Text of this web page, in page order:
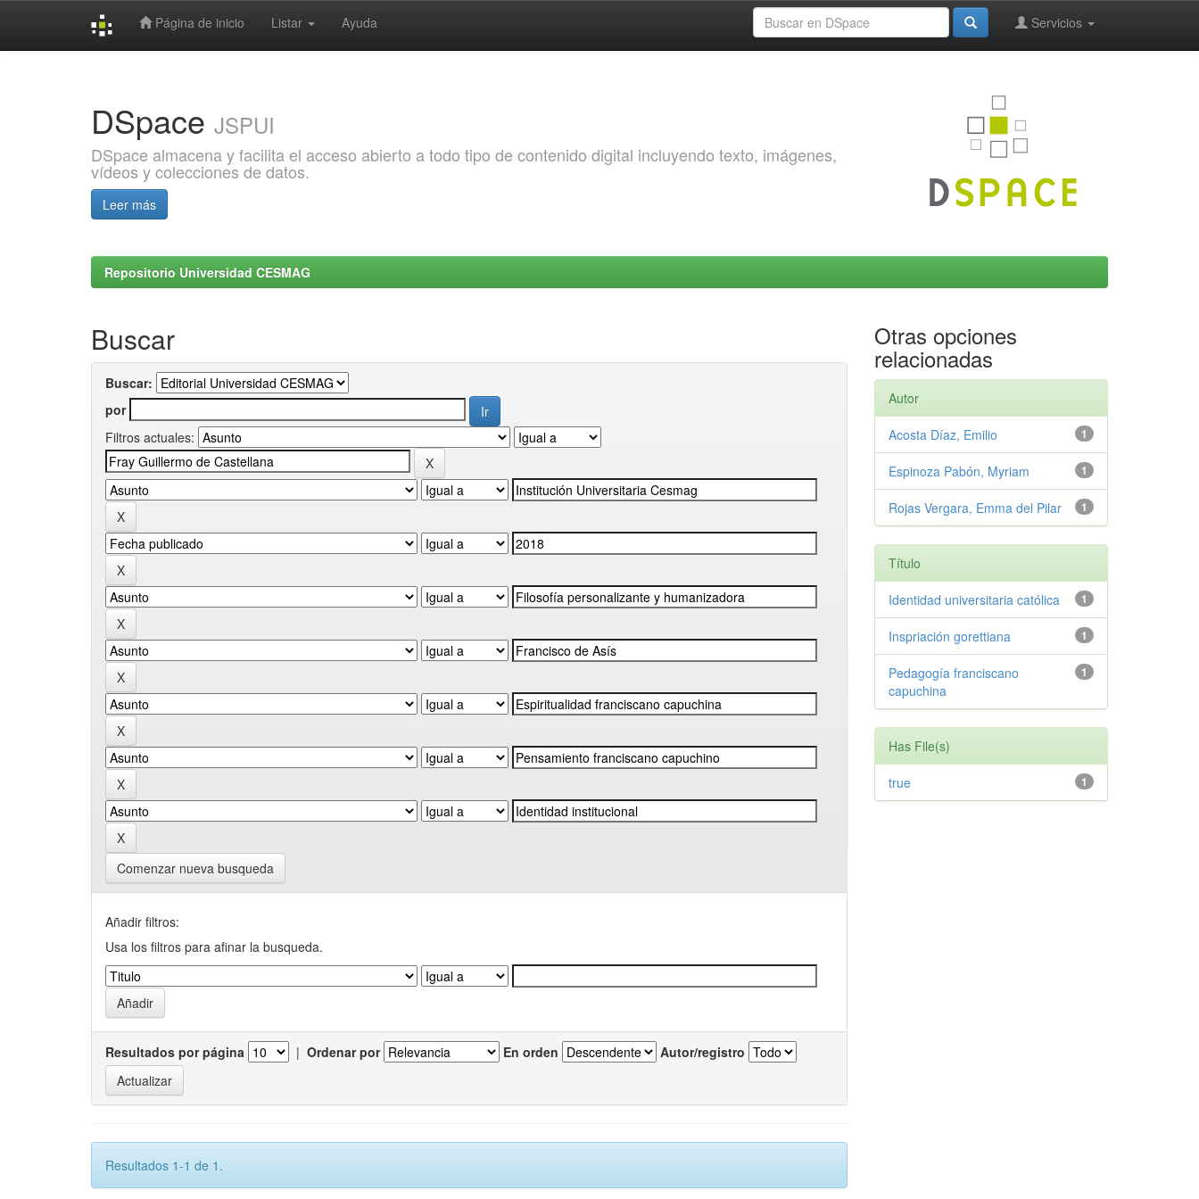
Página de inicio Listar Ayuda Servicios
DSpace JSPUI
DSpace almacena y facilita el acceso abierto a todo tipo de contenido digital incluyendo texto, imágenes,
vídeos y colecciones de datos.
Leer más
Repositorio Universidad CESMAG
Buscar
Buscar:
por
Filtros actuales:
Comenzar nueva busqueda
Añadir filtros:
Usa los filtros para afinar la busqueda.
Resultados por página | Ordenar por En orden Autor/registro
Resultados 1-1 de 1.
Otras opciones
relacionadas
Autor
1
Acosta Díaz, Emilio
1
Espinoza Pabón, Myriam
1
Rojas Vergara, Emma del Pilar
Título
1
Identidad universitaria católica
1
Inspriación gorettiana
1
Pedagogía franciscano
capuchina
Has File(s)
1
true